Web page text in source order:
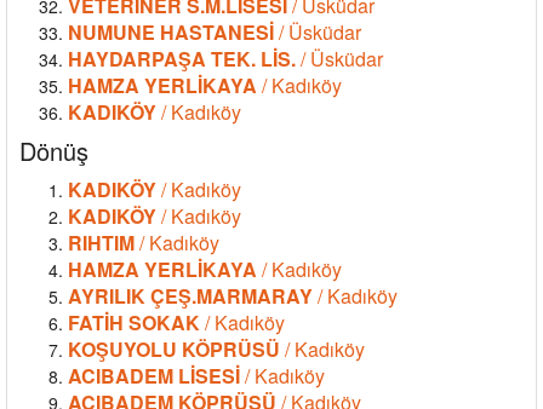
NUMUNE HASTANESİ/ Üsküdar
HAYDARPAŞA TEK. LİS./ Üsküdar
HAMZA YERLİKAYA / Kadıköy
KADIKÖY/ Kadıköy
Dönüş
KADIKÖY/ Kadıköy
KADIKÖY/ Kadıköy
RIHTIM/ Kadıköy
HAMZA YERLİKAYA / Kadıköy
AYRILIK ÇEŞ.MARMARAY/ Kadıköy
FATİH SOKAK/ Kadıköy
KOŞUYOLU KÖPRÜSÜ / Kadıköy
ACIBADEM LİSESİ/ Kadıköy
ACIBADEM KÖPRÜSÜ / Kadıköy